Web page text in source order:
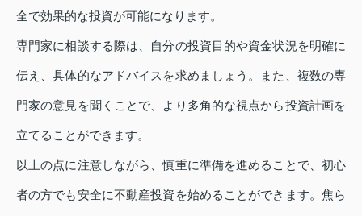
全で効果的な投資が可能になります。
専門家に相談する際は、自分の投資目的や資金状況を明確に
伝え、具体的なアドバイスを求めましょう。また、複数の専
門家の意見を聞くことで、より多角的な視点から投資計画を
立てることができます。
以上の点に注意しながら、慎重に準備を進めることで、初心
者の方でも安全に不動産投資を始めることができます。焦ら